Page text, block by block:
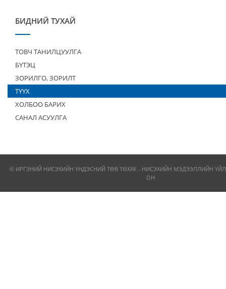
БИДНИЙ ТУХАЙ
ТОВЧ ТАНИЛЦУУЛГА
БҮТЭЦ
ЗОРИЛГО, ЗОРИЛТ
ТҮҮХ
ХОЛБОО БАРИХ
САНАЛ АСУУЛГА
© ИРГЭНИЙ НИСЭХИЙН ҮНДЭСНИЙ ТӨВ ТӨХХК - НИСЭХИЙН МЭДЭЭЛЛИЙН
ОН